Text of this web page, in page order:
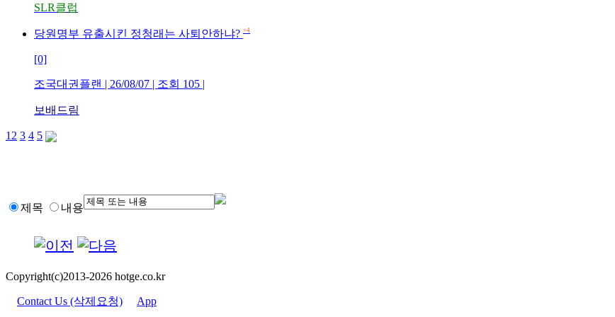
SLR클럽
당원명부 유출시킨 정청래는 사퇴안하냐? +4
[0]
조국대권플랜 | 26/08/07 | 조회 105 |
보배드림
1 2 3 4 5
제목 내용
Copyright(c)2013-2026 hotge.co.kr
Contact Us (삭제요청) App